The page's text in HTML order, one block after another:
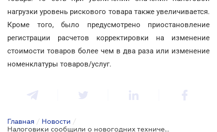
нагрузки уровень рискового товара также увеличивается.
Кроме того, было предусмотрено приостановление
регистрации расчетов корректировки на изменение
стоимости товаров более чем в два раза или изменение
номенклатуры товаров/услуг.
Главная / Новости /
Налоговики сообщили о новогодних технических ограничениях